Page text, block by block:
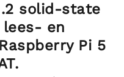
solid-state
en
Pi 5